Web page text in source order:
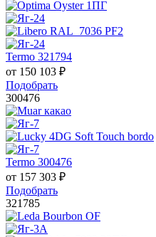
Termo 321794
от 150 103 ₽
Подобрать
300476
Termo 300476
от 157 303 ₽
Подобрать
321785